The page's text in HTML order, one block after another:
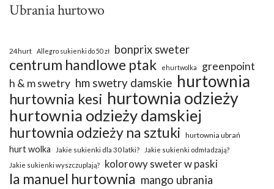
Ubrania hurtowo
24hurt Allegro sukienki do 50 zł bonprix sweter
centrum handlowe ptak ehurtwolka
greenpoint
h & m swetry hm swetry damskie hurtownia
hurtownia kesi hurtownia odzieży
hurtownia odzieży damskiej
hurtownia odzieży na sztuki hurtownia ubrań
hurt wolka Jakie sukienki dla 30 latki?
Jakie sukienki odmładzają?
Jakie sukienki wyszczuplają?
kolorowy sweter w paski
la manuel hurtownia mango ubrania